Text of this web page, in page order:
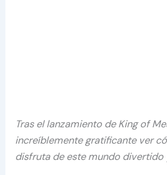
Tras el lanzamiento de King of
increíblemente gratificante ver
disfruta de este mundo divertido